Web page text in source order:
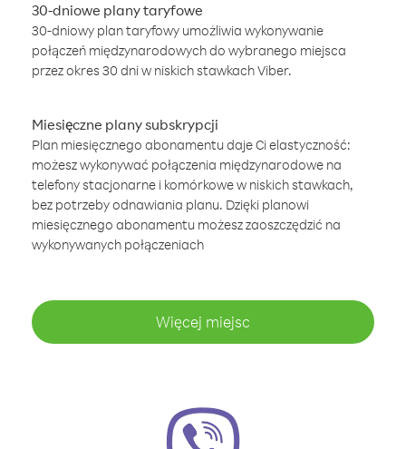
30-dniowe plany taryfowe
30-dniowy plan taryfowy umożliwia wykonywanie
połączeń międzynarodowych do wybranego miejsca
przez okres 30 dni w niskich stawkach Viber.
Miesięczne plany subskrypcji
Plan miesięcznego abonamentu daje Ci elastyczność:
możesz wykonywać połączenia międzynarodowe na
telefony stacjonarne i komórkowe w niskich stawkach,
bez potrzeby odnawiania planu. Dzięki planowi
miesięcznego abonamentu możesz zaoszczędzić na
wykonywanych połączeniach
Więcej miejsc